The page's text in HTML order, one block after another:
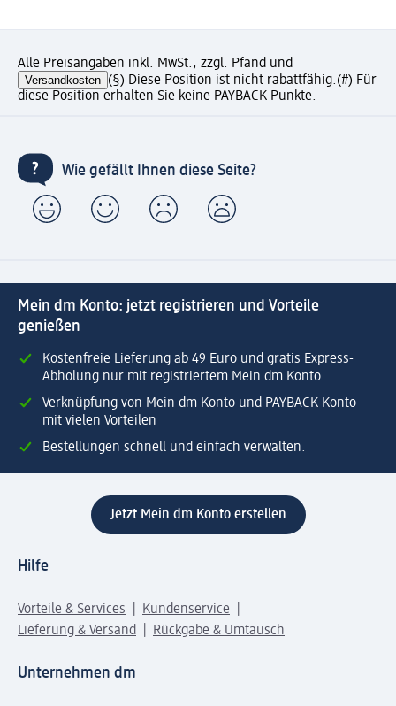
Alle Preisangaben inkl. MwSt., zzgl. Pfand und
Versandkosten (§) Diese Position ist nicht rabattfähig.(#) Für
diese Position erhalten Sie keine PAYBACK Punkte.
Wie gefällt Ihnen diese Seite?
Mein dm Konto: jetzt registrieren und Vorteile
genießen
Kostenfreie Lieferung ab 49 Euro und gratis Express-
Abholung nur mit registriertem Mein dm Konto
Verknüpfung von Mein dm Konto und PAYBACK Konto
mit vielen Vorteilen
Bestellungen schnell und einfach verwalten.
Jetzt Mein dm Konto erstellen
Hilfe
Vorteile & Services
Kundenservice
Lieferung & Versand
Rückgabe & Umtausch
Unternehmen dm